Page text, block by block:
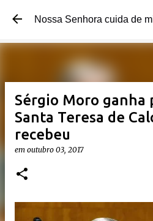
Pular para o
Nossa Senhora cuida de
Sérgio Moro ganha
Santa Teresa de
recebeu
em outubro 03, 2017